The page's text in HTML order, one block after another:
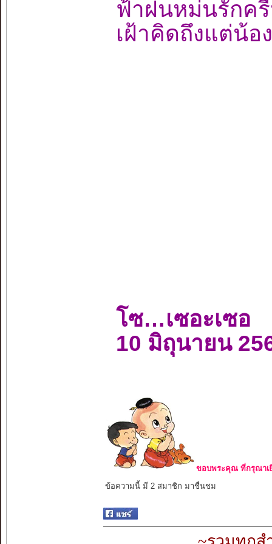
ฟ้าฝนหม่นรัก
เฝ้าคิดถึงแต่
โซ…เซอะเซอ
10 มิถุนายน
ขอบพระคุณ ที่กรุณาเ
ข้อความนี้ มี 2 สมาชิก มาชื่นชม